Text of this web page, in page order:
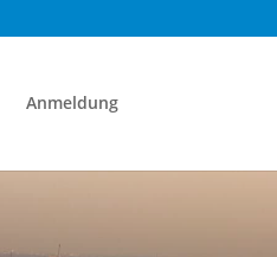
Anmeldung